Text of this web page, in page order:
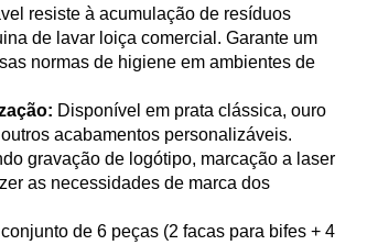
resiste à acumulação de resíduos
de lavar loiça comercial. Garante um
normas de higiene em ambientes de
Disponível em prata clássica, ouro
acabamentos personalizáveis.
gravação de logótipo, marcação a laser
as necessidades de marca dos
de 6 peças (2 facas para bifes + 4